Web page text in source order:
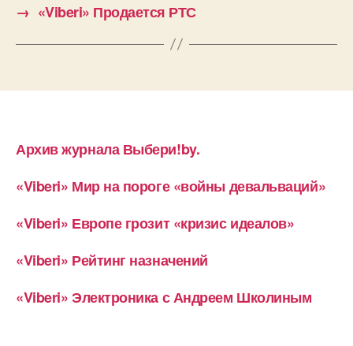
→ «Viberi» Продается РТС
Архив журнала Выбери!by.
«Viberi» Мир на пороге «войны девальваций»
«Viberi» Европе грозит «кризис идеалов»
«Viberi» Рейтинг назначений
«Viberi» Электроника с Андреем Школиным